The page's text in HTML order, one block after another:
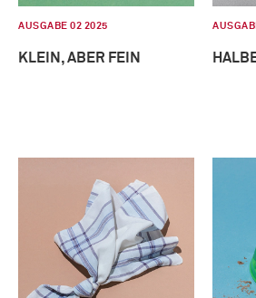
AUSGABE 02 2025
KLEIN, ABER FEIN